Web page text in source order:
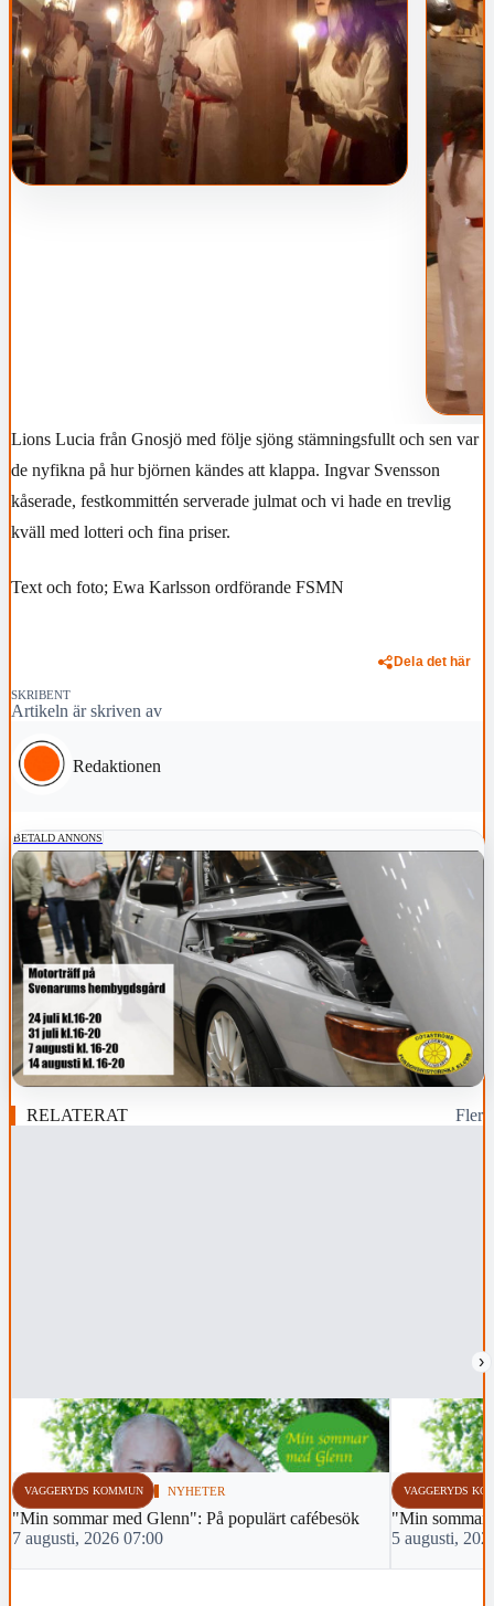
Lions Lucia från Gnosjö med följe sjöng stämningsfullt och sen var
de nyfikna på hur björnen kändes att klappa. Ingvar Svensson
kåserade, festkommittén serverade julmat och vi hade en trevlig
kväll med lotteri och fina priser.
Text och foto; Ewa Karlsson ordförande FSMN
Dela det här
SKRIBENT
Artikeln är skriven av
Redaktionen
BETALD ANNONS
RELATERAT Fler
›
VAGGERYDS KOMMUN NYHETER
"Min sommar med Glenn": På populärt cafébesök
7 augusti, 2026 07:00
VAGGERYDS
"Min sommar
5 augusti,